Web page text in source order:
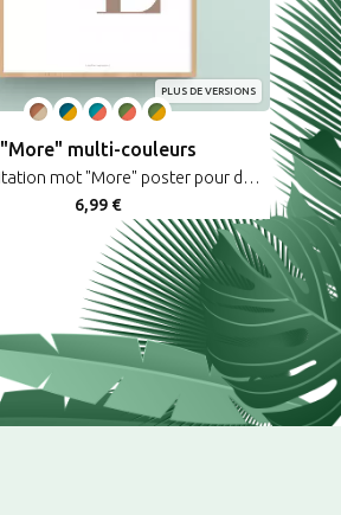
PLUS DE VERSIONS
"More" multi-couleurs
Affiche citation mot "More" poster pour décoration typographique et design
6,99 €